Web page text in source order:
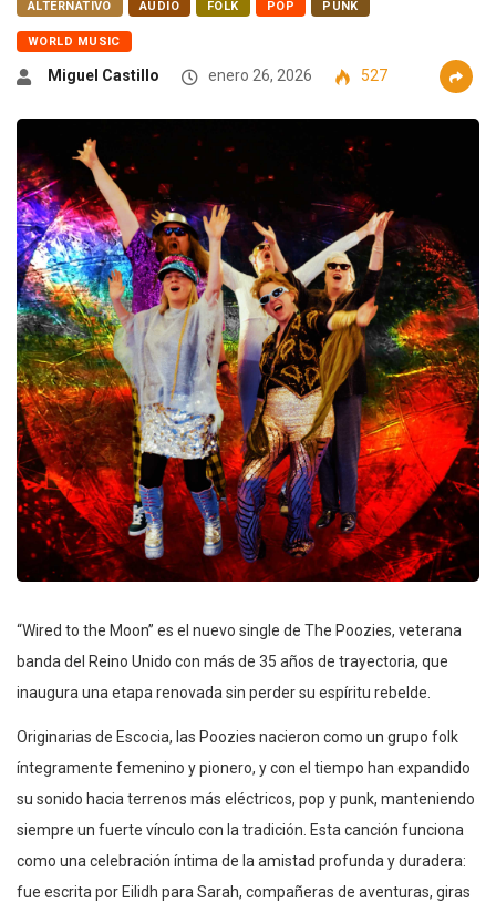
ALTERNATIVO AUDIO FOLK POP PUNK
WORLD MUSIC
Miguel Castillo enero 26, 2026 527
“Wired to the Moon” es el nuevo single de The Poozies, veterana
banda del Reino Unido con más de 35 años de trayectoria, que
inaugura una etapa renovada sin perder su espíritu rebelde.
Originarias de Escocia, las Poozies nacieron como un grupo folk
íntegramente femenino y pionero, y con el tiempo han expandido
su sonido hacia terrenos más eléctricos, pop y punk, manteniendo
siempre un fuerte vínculo con la tradición. Esta canción funciona
como una celebración íntima de la amistad profunda y duradera:
fue escrita por Eilidh para Sarah, compañeras de aventuras, giras